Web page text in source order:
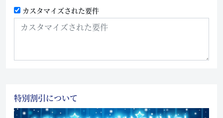
カスタマイズされた要件
特別割引について